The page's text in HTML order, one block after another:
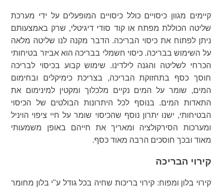
קיימים מגוון כיסויים כולל כיסויים המופעלים על ידי מערכת
שליטה הכוללת מפתח או קוד סודי דיגיטלי, שרק באמצעותם
ניתן לפתוח את כיסוי הבריכה. הדבר מקנה לנו שליטה מלאה
על השימוש בבריכה. כיסוי חשמלי בבריכה הוא אביזר בטיחותי
הכרחי לשליטה והגנה לילדינו. שימוש קבוע בכיסוי לבריכה
חוסך כסף בתחזוקת הבריכה, בצריכת כימיקלים ובחימום
המים, שומר על המים נקיים מלכלוך ומקטין למינימום את
התאדות המים. בנוסף לכל היתרונות הבולטים של הכיסוי
הבטיחותי, ישנו יתרון נוסף שהכיסוי שומר על חיי ציפוי הויניל
ומערכות הסירקולציה ומאריך את חייהם באופן משמעותי
מאוד ובכך חוסכים הרבה מאוד כסף.
קירוי הבריכה
קירוי בלון ומפוח: קירוי בריכות שחיה בכל גודל ע"י בלון מחומר